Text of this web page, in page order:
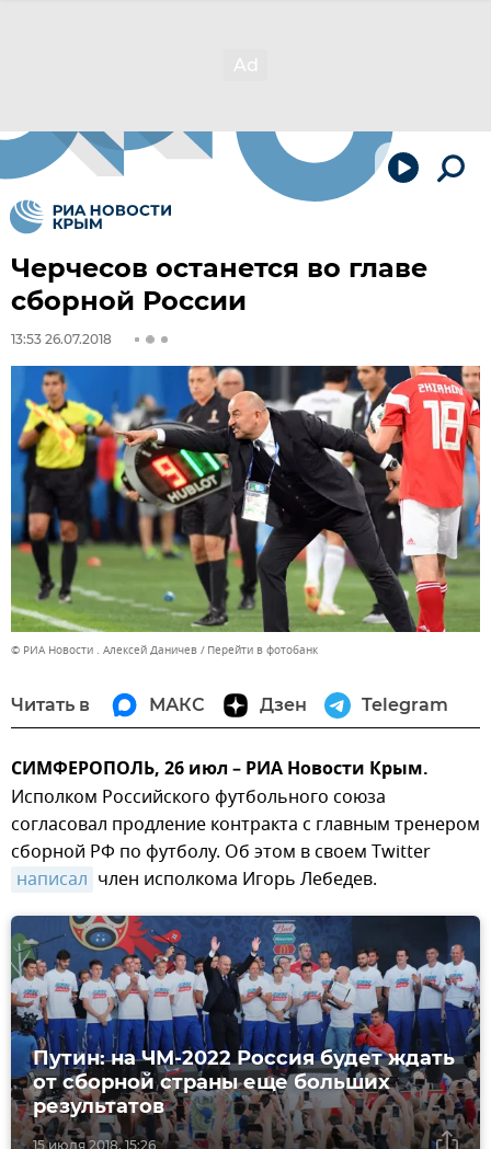
Черчесов останется во главе
сборной России
13:53 26.07.2018
© РИА Новости . Алексей Даничев Перейти в фотобанк
Читать в МАКС Дзен Telegram
СИМФЕРОПОЛЬ, 26 июл – РИА Новости Крым.
Исполком Российского футбольного союза
согласовал продление контракта с главным тренером
сборной РФ по футболу. Об этом в своем Twitter
написал член исполкома Игорь Лебедев.
15 июля 2018, 15:26
Путин: на ЧМ-2022 Россия будет ждать
от сборной страны еще больших
результатов